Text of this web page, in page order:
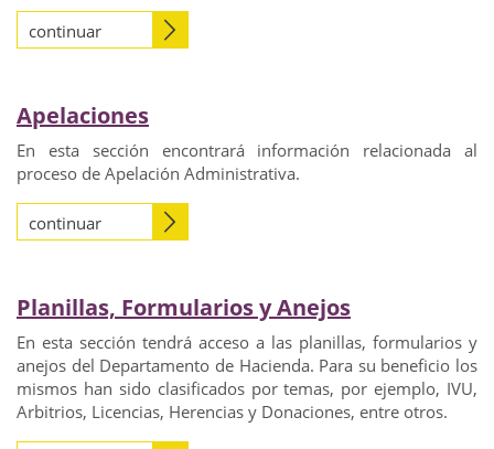
continuar
Apelaciones
continuar
En esta sección encontrará información relacionada al
proceso de Apelación Administrativa.
Planillas, Formularios y Anejos
En esta sección tendrá acceso a las planillas, formularios y
anejos del Departamento de Hacienda. Para su beneficio los
mismos han sido clasificados por temas, por ejemplo, IVU,
Arbitrios, Licencias, Herencias y Donaciones, entre otros.